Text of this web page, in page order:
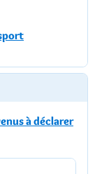
à déclarer